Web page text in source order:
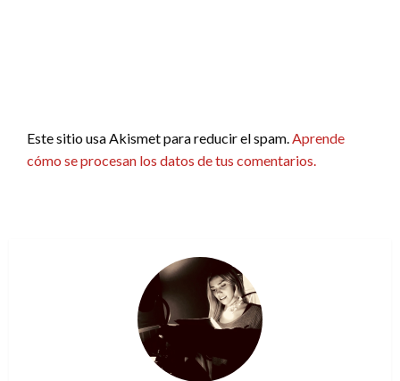
Este sitio usa Akismet para reducir el spam.Aprende
cómo se procesan los datos de tus comentarios.